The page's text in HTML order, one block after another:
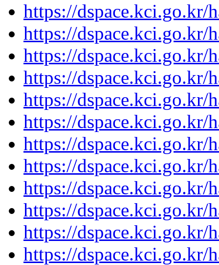
https://dspace.kci.go.kr/
https://dspace.kci.go.kr/
https://dspace.kci.go.kr/
https://dspace.kci.go.kr/
https://dspace.kci.go.kr/
https://dspace.kci.go.kr/
https://dspace.kci.go.kr/
https://dspace.kci.go.kr/
https://dspace.kci.go.kr/
https://dspace.kci.go.kr/
https://dspace.kci.go.kr/
https://dspace.kci.go.kr/